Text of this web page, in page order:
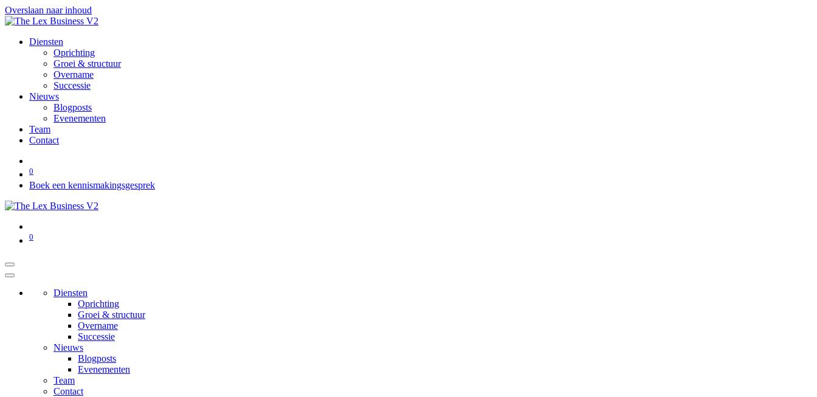
Overslaan naar inhoud
Diensten
Oprichting
Groei & structuur
Overname
Successie
Nieuws
Blogposts
Evenementen
Team
Contact
0
Boek een kennismakingsgesprek
0
Diensten
Oprichting
Groei & structuur
Overname
Successie
Nieuws
Blogposts
Evenementen
Team
Contact